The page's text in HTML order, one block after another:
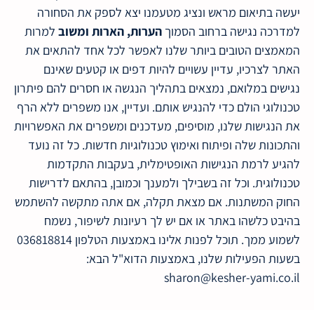
יעשה בתיאום מראש ונציג מטעמנו יצא לספק את הסחורה
למדרכה נגישה ברחוב הסמוך הערות, הארות ומשוב למרות
המאמצים הטובים ביותר שלנו לאפשר לכל אחד להתאים את
האתר לצרכיו, עדיין עשויים להיות דפים או קטעים שאינם
נגישים במלואם, נמצאים בתהליך הנגשה או חסרים להם פיתרון
טכנולוגי הולם כדי להנגיש אותם. ועדיין, אנו משפרים ללא הרף
את הנגישות שלנו, מוסיפים, מעדכנים ומשפרים את האפשרויות
והתכונות שלה ופיתוח ואימוץ טכנולוגיות חדשות. כל זה נועד
להגיע לרמת הנגישות האופטימלית, בעקבות התקדמות
טכנולוגית. וכל זה בשבילך ולמענך וכמובן, בהתאם לדרישות
החוק המשתנות. אם מצאת תקלה, אם אתה מתקשה להשתמש
בהיבט כלשהו באתר או אם יש לך רעיונות לשיפור, נשמח
לשמוע ממך. תוכל לפנות אלינו באמצעות הטלפון 036818814
בשעות הפעילות שלנו, באמצעות הדוא"ל הבא:
sharon@kesher-yami.co.il